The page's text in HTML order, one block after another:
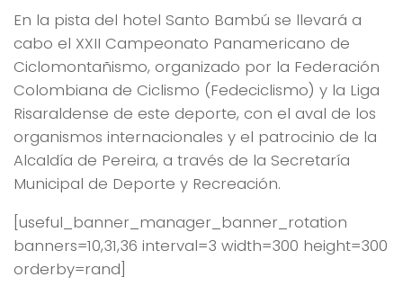
En la pista del hotel Santo Bambú se llevará a
cabo el XXII Campeonato Panamericano de
Ciclomontañismo, organizado por la Federación
Colombiana de Ciclismo (Fedeciclismo) y la Liga
Risaraldense de este deporte, con el aval de los
organismos internacionales y el patrocinio de la
Alcaldía de Pereira, a través de la Secretaría
Municipal de Deporte y Recreación.
[useful_banner_manager_banner_rotation
banners=10,31,36 interval=3 width=300 height=300
orderby=rand]